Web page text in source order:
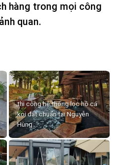
hàng trong mọi công
quan.
thi công hệ thống lọc hồ cá
koi đạt chuẩn tại Nguyễn
Hùng